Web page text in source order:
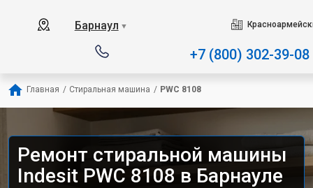
Барнаул ▼
+7 (800) 302-39-08
Главная / Стиральная машина / PWC 8108
Ремонт стиральной машины
Indesit PWC 8108 в Барнауле